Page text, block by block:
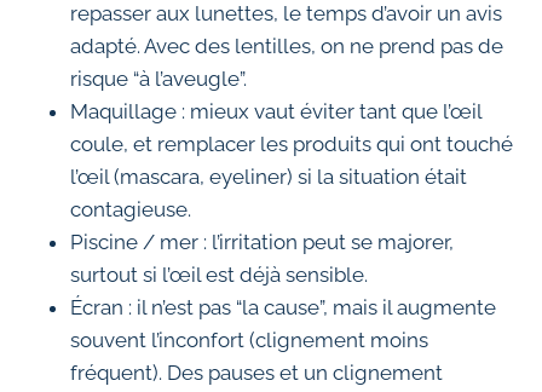
repasser aux lunettes, le temps d’avoir un avis
adapté. Avec des lentilles, on ne prend pas de
risque “à l’aveugle”.
Maquillage : mieux vaut éviter tant que l’œil
coule, et remplacer les produits qui ont touché
l’œil (mascara, eyeliner) si la situation était
contagieuse.
Piscine / mer : l’irritation peut se majorer,
surtout si l’œil est déjà sensible.
Écran : il n’est pas “la cause”, mais il augmente
souvent l’inconfort (clignement moins
fréquent). Des pauses et un clignement